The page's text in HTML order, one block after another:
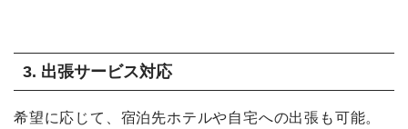
3. 出張サービス対応
希望に応じて、宿泊先ホテルや自宅への出張も可能。